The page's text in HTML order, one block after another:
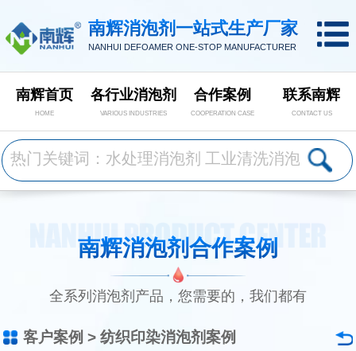
南辉消泡剂一站式生产厂家
NANHUI DEFOAMER ONE-STOP MANUFACTURER
南辉首页
HOME
各行业消泡剂
VARIOUS INDUSTRIES
合作案例
COOPERATION CASE
联系南辉
CONTACT US
南辉消泡剂合作案例
全系列消泡剂产品，您需要的，我们都有
客户案例 > 纺织印染消泡剂案例